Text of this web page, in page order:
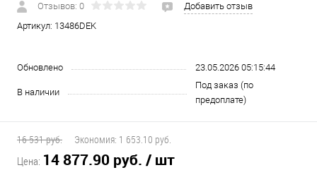
Отзывов: 0
Добавить отзыв
Артикул: 13486DEK
Обновлено 23.05.2026 05:15:44
В наличии
Под заказ (по
предоплате)
16 531 руб. Экономия: 1 653.10 руб.
Цена: 14 877.90 руб. / шт